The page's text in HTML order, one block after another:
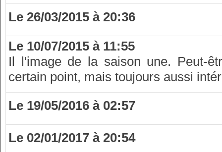
Le 26/03/2015 à 20:36
Le 10/07/2015 à 11:55
Il l'image de la saison une. Peut-
certain point, mais toujours aussi
Le 19/05/2016 à 02:57
Le 02/01/2017 à 20:54